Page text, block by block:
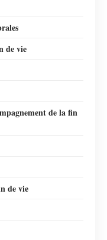
de vie
de la fin
de vie